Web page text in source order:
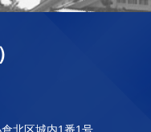
北区城内1番1号